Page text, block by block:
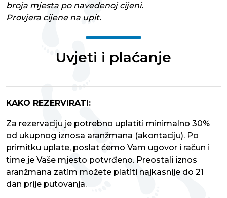
broja mjesta po navedenoj cijeni.
Provjera cijene na upit.
Uvjeti i plaćanje
KAKO REZERVIRATI:
Za rezervaciju je potrebno uplatiti minimalno 30%
od ukupnog iznosa aranžmana (akontaciju). Po
primitku uplate, poslat ćemo Vam ugovor i račun i
time je Vaše mjesto potvrđeno. Preostali iznos
aranžmana zatim možete platiti najkasnije do 21
dan prije putovanja.